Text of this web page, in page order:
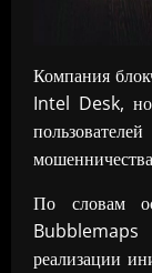
Компания
Intel Desk,
По словам
реализации